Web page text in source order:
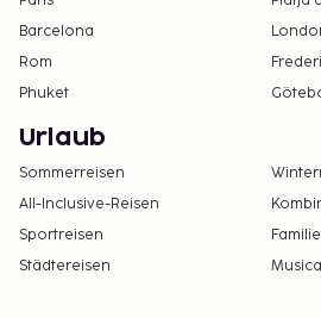
deine Unterkunft. Die
auf der
Barcelona
Rom
Phuket
Urlaub
Sommerreisen
All-Inclusive-Reisen
Sportreisen
Städtereisen